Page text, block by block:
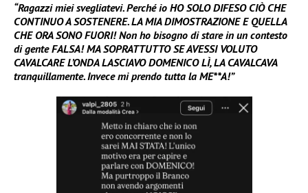
“Ragazzi miei svegliatevi. Perché io HO SOLO DIFESO CIÒ CHE
CONTINUO A SOSTENERE. LA MIA DIMOSTRAZIONE E QUELLA
CHE ORA SONO FUORI! Non ho bisogno di stare in un contesto
di gente FALSA! MA SOPRATTUTTO SE AVESSI VOLUTO
CAVALCARE L’ONDA LASCIAVO DOMENICO LÌ, LA CAVALCAVA
tranquillamente. Invece mi prendo tutta la ME**A!”